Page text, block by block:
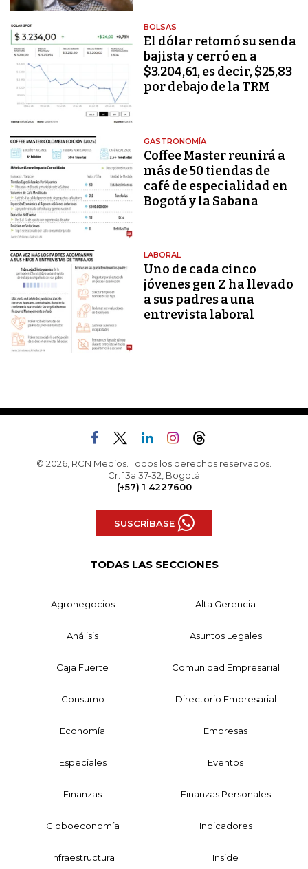
BOLSAS
El dólar retomó su senda
bajista y cerró en a
$3.204,61, es decir, $25,83
por debajo de la TRM
GASTRONOMÍA
Coffee Master reunirá a
más de 50 tiendas de
café de especialidad en
Bogotá y la Sabana
LABORAL
Uno de cada cinco
jóvenes gen Z ha llevado
a sus padres a una
entrevista laboral
© 2026, RCN Medios. Todos los derechos reservados.
Cr. 13a 37-32, Bogotá
(+57) 1 4227600
SUSCRÍBASE
TODAS LAS SECCIONES
Agronegocios Alta Gerencia
Análisis Asuntos Legales
Caja Fuerte Comunidad Empresarial
Consumo Directorio Empresarial
Economía Empresas
Especiales Eventos
Finanzas Finanzas Personales
Globoeconomía Indicadores
Infraestructura Inside